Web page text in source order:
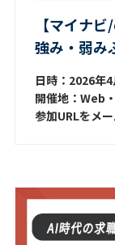
【マイナ
強み・弱み
日時：2026年
開催地：Web
参加URLをメ